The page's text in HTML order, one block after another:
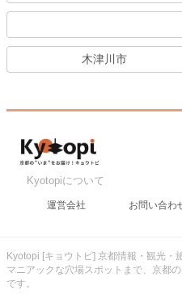
木津川市
Kyotopiについて
運営会社 お問い合わ
Kyotopi [キョウトピ] 京都情報・観光・
マニアックな穴場スポットまで、京都
です。